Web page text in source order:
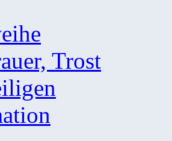
Trost